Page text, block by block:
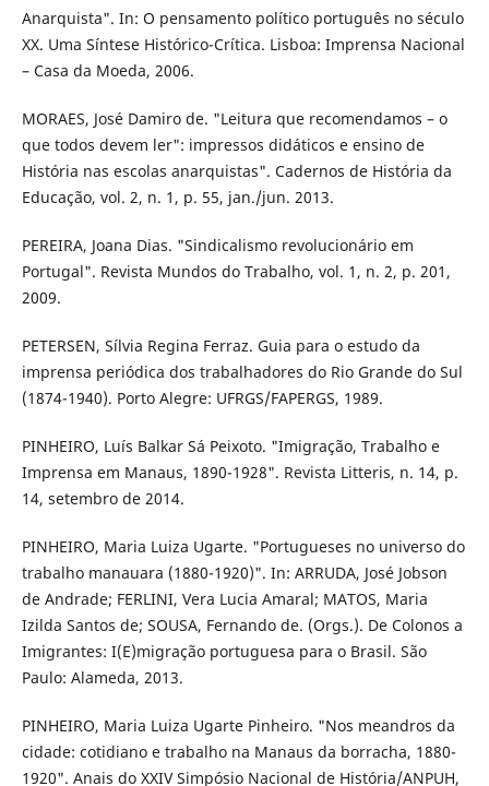
Anarquista". In: O pensamento político português no século
XX. Uma Síntese Histórico-Crítica. Lisboa: Imprensa Nacional
– Casa da Moeda, 2006.
MORAES, José Damiro de. "Leitura que recomendamos – o
que todos devem ler": impressos didáticos e ensino de
História nas escolas anarquistas". Cadernos de História da
Educação, vol. 2, n. 1, p. 55, jan./jun. 2013.
PEREIRA, Joana Dias. "Sindicalismo revolucionário em
Portugal". Revista Mundos do Trabalho, vol. 1, n. 2, p. 201,
2009.
PETERSEN, Sílvia Regina Ferraz. Guia para o estudo da
imprensa periódica dos trabalhadores do Rio Grande do Sul
(1874-1940). Porto Alegre: UFRGS/FAPERGS, 1989.
PINHEIRO, Luís Balkar Sá Peixoto. "Imigração, Trabalho e
Imprensa em Manaus, 1890-1928". Revista Litteris, n. 14, p.
14, setembro de 2014.
PINHEIRO, Maria Luiza Ugarte. "Portugueses no universo do
trabalho manauara (1880-1920)". In: ARRUDA, José Jobson
de Andrade; FERLINI, Vera Lucia Amaral; MATOS, Maria
Izilda Santos de; SOUSA, Fernando de. (Orgs.). De Colonos a
Imigrantes: I(E)migração portuguesa para o Brasil. São
Paulo: Alameda, 2013.
PINHEIRO, Maria Luiza Ugarte Pinheiro. "Nos meandros da
cidade: cotidiano e trabalho na Manaus da borracha, 1880-
1920". Anais do XXIV Simpósio Nacional de História/ANPUH,